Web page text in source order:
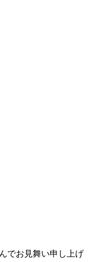
でお見舞い申し上げ